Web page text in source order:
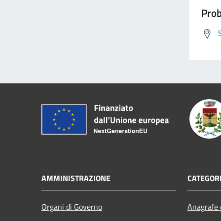
AMMINISTRAZIONE
Organi di Governo